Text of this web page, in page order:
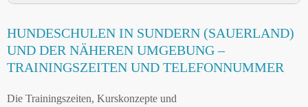
UMGEBUNG
HUNDESCHULEN IN SUNDERN (SAUERLAND)
MOBILE HUNDETRAINER IN SUNDERN
HUNDESCHULEN IN SUNDERN (SAUERLAND)
UND DER NÄHEREN UMGEBUNG –
TRAININGSZEITEN UND TELEFONNUMMER
Die Trainingszeiten, Kurskonzepte und